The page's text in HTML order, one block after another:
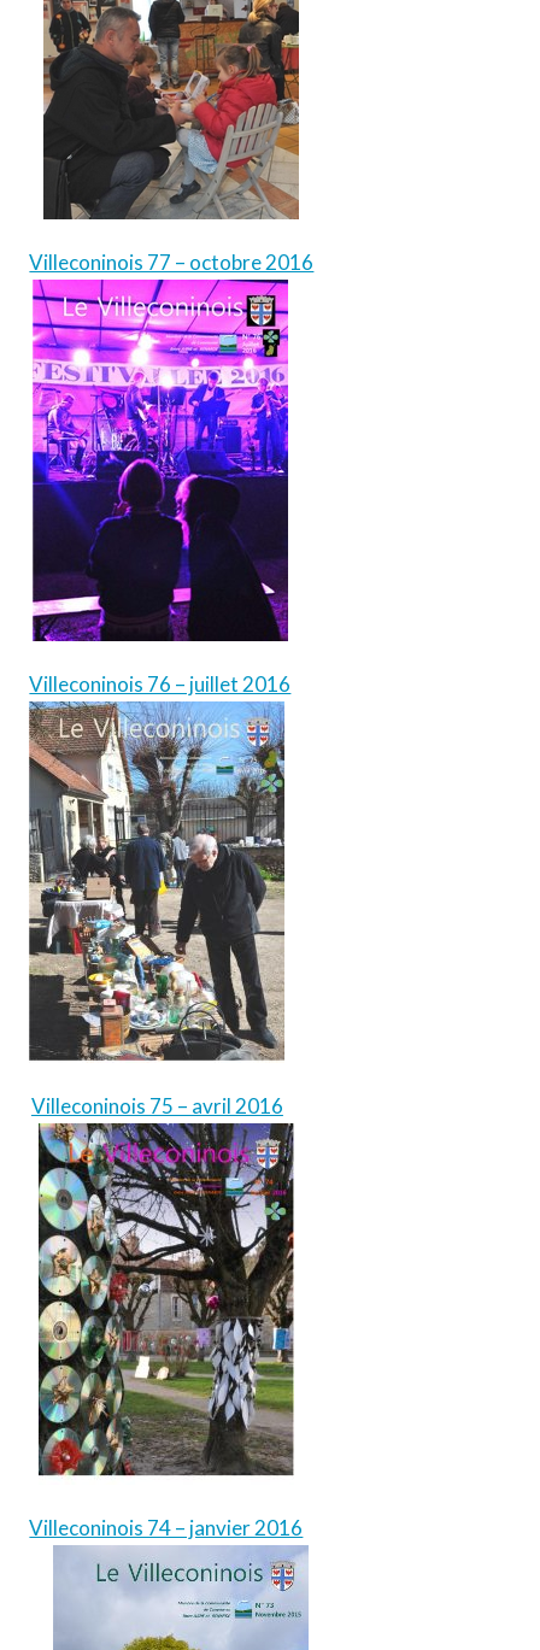
Villeconinois 77 – octobre 2016
Villeconinois 76 – juillet 2016
Villeconinois 75 – avril 2016
Villeconinois 74 – janvier 2016